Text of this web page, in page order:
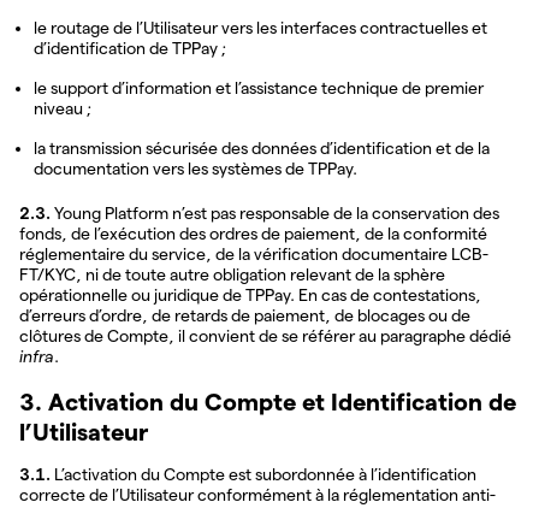
le routage de l’Utilisateur vers les interfaces contractuelles et
d’identification de TPPay ;
le support d’information et l’assistance technique de premier
niveau ;
la transmission sécurisée des données d’identification et de la
documentation vers les systèmes de TPPay.
2.3. Young Platform n’est pas responsable de la conservation des
fonds, de l’exécution des ordres de paiement, de la conformité
réglementaire du service, de la vérification documentaire LCB-
FT/KYC, ni de toute autre obligation relevant de la sphère
opérationnelle ou juridique de TPPay. En cas de contestations,
d’erreurs d’ordre, de retards de paiement, de blocages ou de
clôtures de Compte, il convient de se référer au paragraphe dédié
infra.
3. Activation du Compte et Identification de
l’Utilisateur
3.1. L’activation du Compte est subordonnée à l’identification
correcte de l’Utilisateur conformément à la réglementation anti-